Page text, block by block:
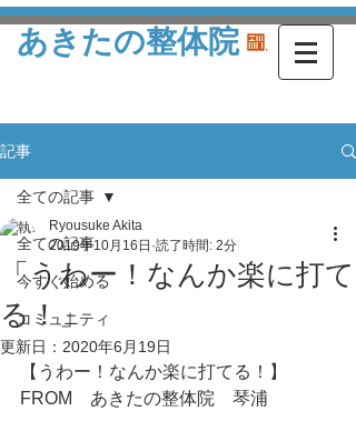
あきたの整体院
記事
全ての記事
今すぐ始める
コミュニティ
全ての記事
「うわー！なんか楽に打て
る！」
Ryousuke Akita
2019年10月16日 読了時間: 2分
更新日： 2020年6月19日
【うわー！なんか楽に打てる！】
FROM　あきたの整体院　琴浦